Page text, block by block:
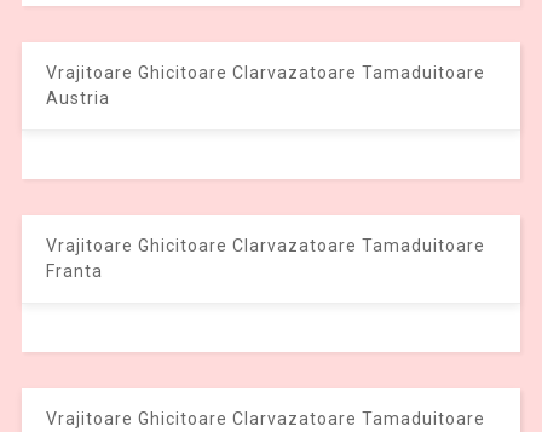
Vrajitoare Ghicitoare Clarvazatoare Tamaduitoare
Austria
Vrajitoare Ghicitoare Clarvazatoare Tamaduitoare
Franta
Vrajitoare Ghicitoare Clarvazatoare Tamaduitoare